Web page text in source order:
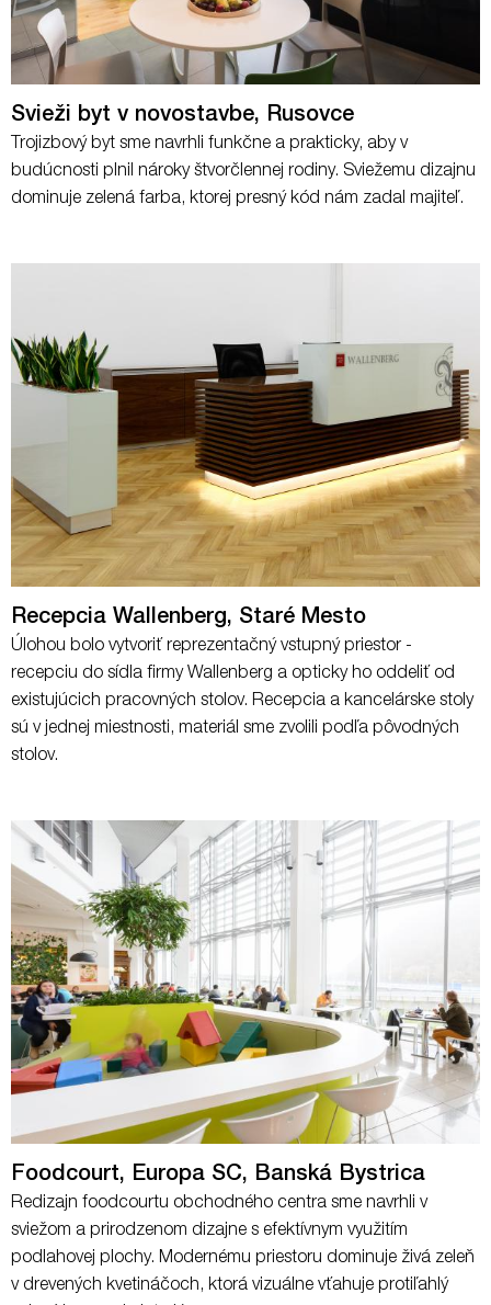
Svieži byt v novostavbe, Rusovce
Trojizbový byt sme navrhli funkčne a prakticky, aby v
budúcnosti plnil nároky štvorčlennej rodiny. Sviežemu dizajnu
dominuje zelená farba, ktorej presný kód nám zadal majiteľ.
Recepcia Wallenberg, Staré Mesto
Úlohou bolo vytvoriť reprezentačný vstupný priestor -
recepciu do sídla firmy Wallenberg a opticky ho oddeliť od
existujúcich pracovných stolov. Recepcia a kancelárske stoly
sú v jednej miestnosti, materiál sme zvolili podľa pôvodných
stolov.
Foodcourt, Europa SC, Banská Bystrica
Redizajn foodcourtu obchodného centra sme navrhli v
sviežom a prirodzenom dizajne s efektívnym využitím
podlahovej plochy. Modernému priestoru dominuje živá zeleň
v drevených kvetináčoch, ktorá vizuálne vťahuje protiľahlý